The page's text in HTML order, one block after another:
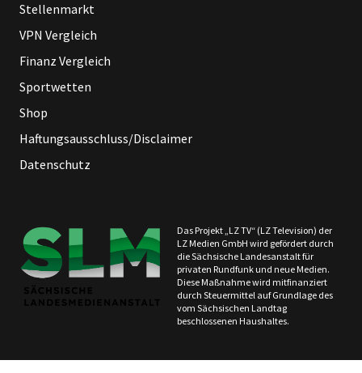
Stellenmarkt
VPN Vergleich
Finanz Vergleich
Sportwetten
Shop
Haftungsausschluss/Disclaimer
Datenschutz
Das Projekt „LZ TV“ (LZ Television) der
LZ Medien GmbH wird gefördert durch
die Sächsische Landesanstalt für
privaten Rundfunk und neue Medien.
Diese Maßnahme wird mitfinanziert
durch Steuermittel auf Grundlage des
vom Sächsischen Landtag
beschlossenen Haushaltes.